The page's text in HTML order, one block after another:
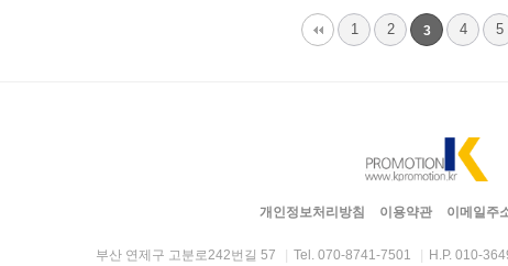
1 2 3 4 5
개인정보처리방침 이용약관 이메일주
부산 연제구 고분로242번길 57 Tel. 070-8741-7501 H.P. 010-